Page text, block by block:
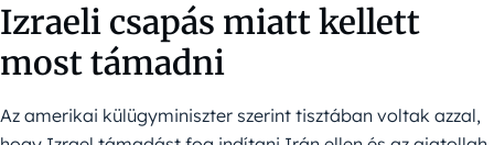
Izraeli csapás miatt kellett
most támadni
Az amerikai külügyminiszter szerint tisztában voltak azzal,